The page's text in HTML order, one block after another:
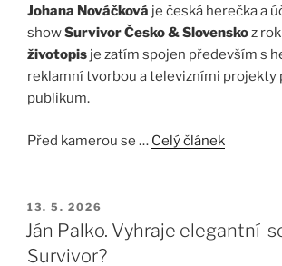
Johana Nováčková je česká herečka a
showSurvivor Česko & Slovenskoz
životopis je zatím spojen především s
reklamní tvorbou a televizními projekty
publikum.
Před kamerou se … Celý článek
PUBLIKOVÁNO
13. 5. 2026
Ján Palko. Vyhraje elegantní
Survivor?